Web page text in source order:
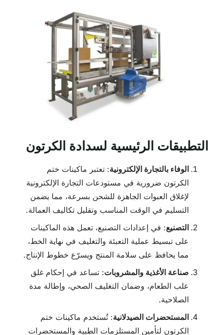
التطبيقات الرئيسية لسدادة الكرتون
الوفاء بالتجارة الإلكترونية: تعتبر ماكينات ختم
الكرتون ضرورية في مستودعات التجارة الإلكترونية
لإغلاق العبوات الجاهزة للشحن بسرعة، مما يضمن
التسليم في الوقت المناسب وتقليل تكاليف العمالة.
التصنيع: في إعدادات التصنيع، تعمل هذه الماكينات
على تبسيط عملية التعبئة والتغليف في نهاية الخط،
مما يحافظ على سلامة المنتج ويسرّع خطوط الإنتاج.
صناعة الأغذية والمشروبات: تساعد في إحكام غلق
علب الطعام، وضمان التغليف الصحي، وإطالة مدة
الصلاحية.
المستحضرات الصيدلانية: تُستخدم ماكينات ختم
الكرتون لتأمين المستلزمات الطبية والمستحضرات